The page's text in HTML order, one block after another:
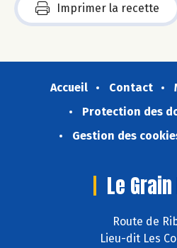
Imprimer la recette
Accueil Contact
Protection des
Gestion des
Le
Route de
Lieu-dit Les